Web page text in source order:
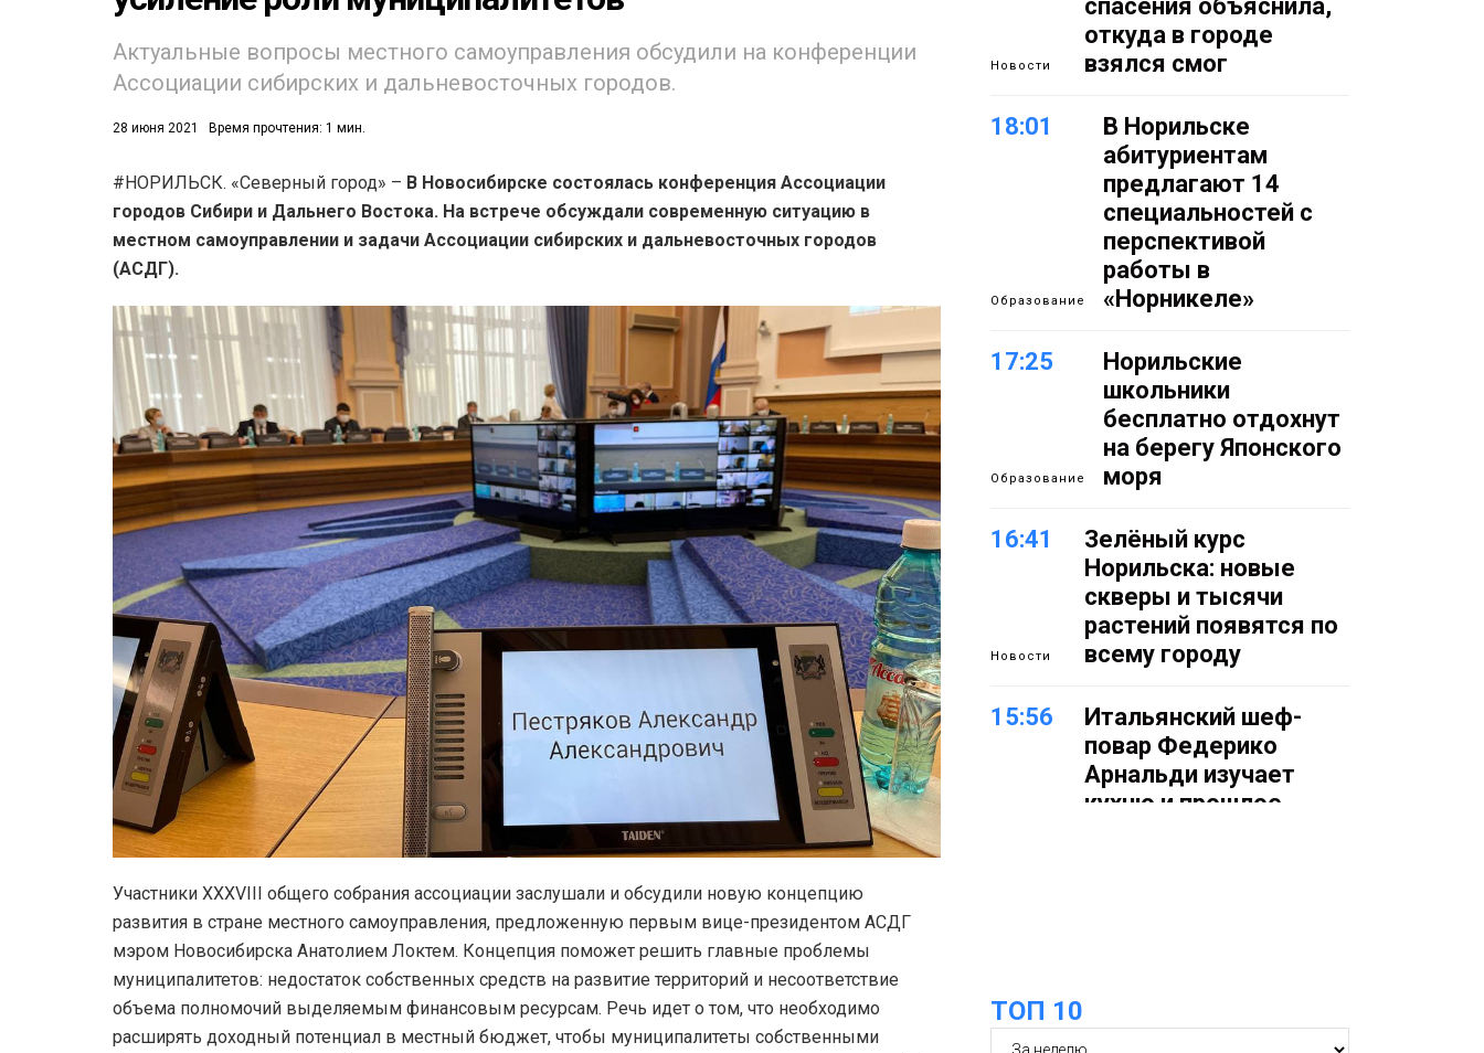
Актуальные вопросы местного самоуправления обсудили на конференции
Ассоциации сибирских и дальневосточных городов.
28 июня 2021 Время прочтения: 1 мин.
#НОРИЛЬСК. «Северный город» – В Новосибирске состоялась конференция Ассоциации
городов Сибири и Дальнего Востока. На встрече обсуждали современную ситуацию в
местном самоуправлении и задачи Ассоциации сибирских и дальневосточных городов
(АСДГ).
Участники XXXVIII общего собрания ассоциации заслушали и обсудили новую концепцию
развития в стране местного самоуправления, предложенную первым вице-президентом АСДГ
мэром Новосибирска Анатолием Локтем. Концепция поможет решить главные проблемы
муниципалитетов: недостаток собственных средств на развитие территорий и несоответствие
объема полномочий выделяемым финансовым ресурсам. Речь идет о том, что необходимо
расширять доходный потенциал в местный бюджет, чтобы муниципалитеты собственными
Новости
спасения объяснила,
откуда в городе
взялся смог
18:01
Образование
В Норильске
абитуриентам
предлагают 14
специальностей с
перспективой
работы в
«Норникеле»
17:25
Образование
Норильские
школьники
бесплатно отдохнут
на берегу Японского
моря
16:41
Новости
Зелёный курс
Норильска: новые
скверы и тысячи
растений появятся по
всему городу
15:56
Итальянский шеф-
повар Федерико
Арнальди изучает
кухню и прошлое
Спорт
ТОП 10